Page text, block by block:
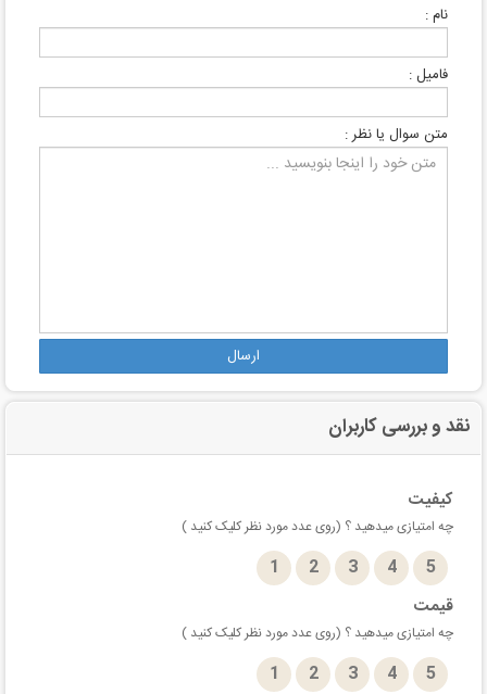
نام :
فامیل :
متن سوال یا نظر :
ارسال
نقد و بررسی کاربران
کیفیت
چه امتیازی میدهید ؟ (روی عدد مورد نظر کلیک کنید )
1 2 3 4
5
قیمت
چه امتیازی میدهید ؟ (روی عدد مورد نظر کلیک کنید )
1 2 3 4
5